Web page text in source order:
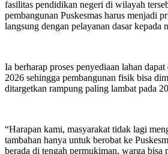
fasilitas pendidikan negeri di wilayah
pembangunan Puskesmas harus menjadi
langsung dengan pelayanan dasar kepada
Ia berharap proses penyediaan lahan
2026 sehingga pembangunan fisik bisa
ditargetkan rampung paling lambat pada
“Harapan kami, masyarakat tidak lagi
tambahan hanya untuk berobat ke
berada di tengah permukiman, warga bisa